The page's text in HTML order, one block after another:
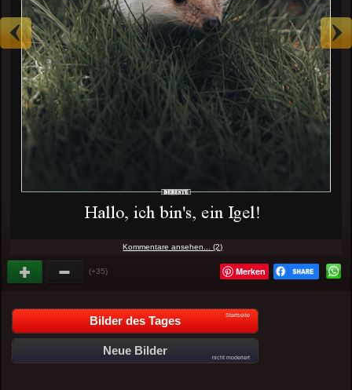
Kommentare ansehen... (2)
(+35) Merken
Bilder des Tages Startseite
Neue Bilder
nicht moderiert